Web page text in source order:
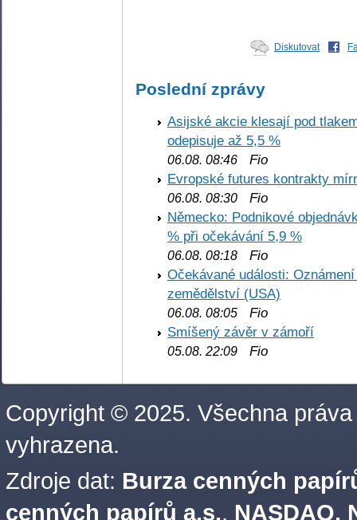
Diskutovat
Poslední zprávy
Asijské akcie klesají pod
odepisuje až 5,5 %
06.08. 08:46 Fio
Evropské futures kontrakty
06.08. 08:30 Fio
Německo: Podnikové
% při očekávání 5,9 %
06.08. 08:18 Fio
Očekávané události:
zemědělství (USA)
06.08. 08:05 Fio
Smíšený závěr v zámoří
05.08. 22:09 Fio
Copyright © 2025. Všechna práva
vyhrazena.
Zdroje dat: Burza cenných
cenných papírů a.s., NASDAQ,